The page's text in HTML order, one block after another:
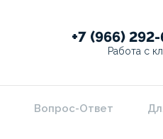
+7 (966)
Работа с
Вопрос-Ответ